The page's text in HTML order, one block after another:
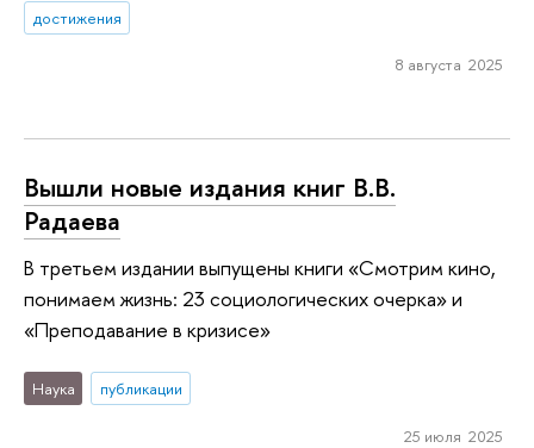
достижения
8 августа 2025
Вышли новые издания книг В.В.
Радаева
В третьем издании выпущены книги «Смотрим кино,
понимаем жизнь: 23 социологических очерка» и
«Преподавание в кризисе»
Наука публикации
25 июля 2025